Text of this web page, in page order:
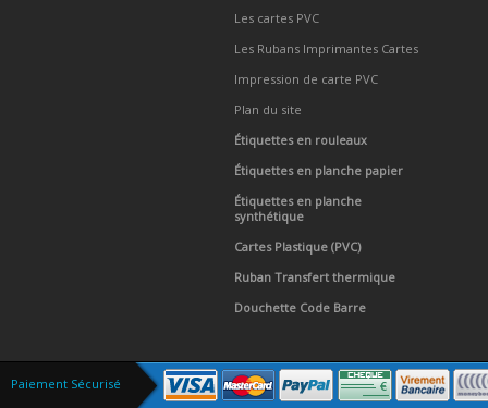
Les cartes PVC
Les Rubans Imprimantes Cartes
Impression de carte PVC
Plan du site
Étiquettes en rouleaux
Étiquettes en planche papier
Étiquettes en planche
synthétique
Cartes Plastique (PVC)
Ruban Transfert thermique
Douchette Code Barre
Paiement Sécurisé